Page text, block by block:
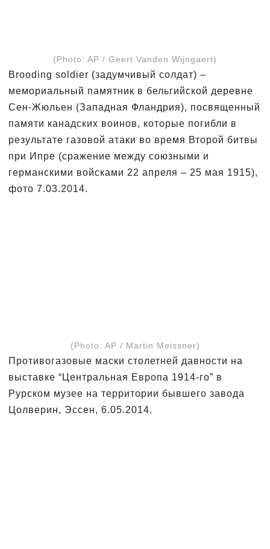
(Photo: AP / Geert Vanden Wijngaert)
Brooding soldier (задумчивый солдат) –
мемориальный памятник в бельгийской деревне
Сен-Жюльен (Западная Фландрия), посвященный
памяти канадских воинов, которые погибли в
результате газовой атаки во время Второй битвы
при Ипре (сражение между союзными и
германскими войсками 22 апреля – 25 мая 1915),
фото 7.03.2014.
(Photo: AP / Martin Meissner)
Противогазовые маски столетней давности на
выставке “Центральная Европа 1914-го” в
Рурском музее на территории бывшего завода
Цолверин, Эссен, 6.05.2014.